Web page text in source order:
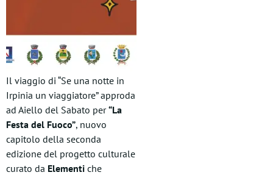
Il viaggio di “Se una notte in
Irpinia un viaggiatore” approda
ad Aiello del Sabato per“La
Festa del Fuoco”, nuovo
capitolo della seconda
edizione del progetto culturale
curato da Elementi che